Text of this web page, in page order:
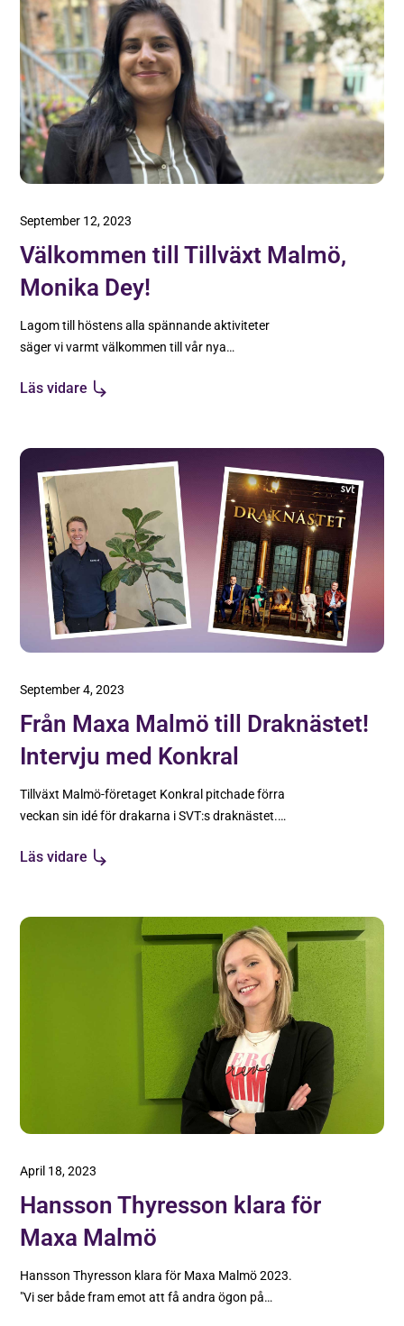
September 12, 2023
Välkommen till Tillväxt Malmö,
Monika Dey!
Lagom till höstens alla spännande aktiviteter
säger vi varmt välkommen till vår nya
Läs vidare
September 4, 2023
Från Maxa Malmö till Draknästet!
Intervju med Konkral
Tillväxt Malmö-företaget Konkral pitchade förra
veckan sin idé för drakarna i SVT:s draknästet.
här!
Läs vidare
April 18, 2023
Hansson Thyresson klara för
Maxa Malmö
Hansson Thyresson klara för Maxa Malmö 2023.
"Vi ser både fram emot att få andra ögon på